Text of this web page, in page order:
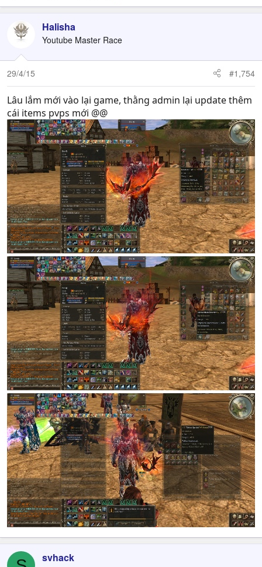
Halisha
Youtube Master Race
29/4/15 #1,754
Lâu lắm mới vào lại game, thằng admin lại update thêm
cái items pvps mới @@
svhack